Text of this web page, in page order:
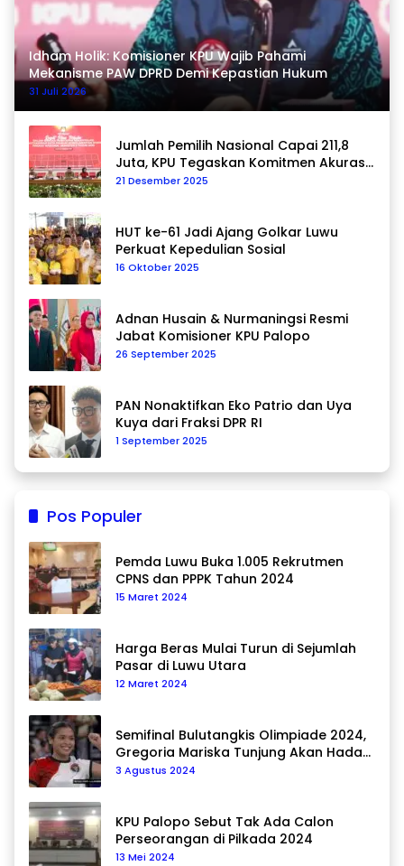
Idham Holik: Komisioner KPU Wajib Pahami
Mekanisme PAW DPRD Demi Kepastian Hukum
31 Juli 2026
Jumlah Pemilih Nasional Capai 211,8
Juta, KPU Tegaskan Komitmen Akurasi
Data Berkelanjutan
21 Desember 2025
HUT ke-61 Jadi Ajang Golkar Luwu
Perkuat Kepedulian Sosial
16 Oktober 2025
Adnan Husain & Nurmaningsi Resmi
Jabat Komisioner KPU Palopo
26 September 2025
PAN Nonaktifkan Eko Patrio dan Uya
Kuya dari Fraksi DPR RI
1 September 2025
Pos Populer
Pemda Luwu Buka 1.005 Rekrutmen
CPNS dan PPPK Tahun 2024
15 Maret 2024
Harga Beras Mulai Turun di Sejumlah
Pasar di Luwu Utara
12 Maret 2024
Semifinal Bulutangkis Olimpiade 2024,
Gregoria Mariska Tunjung Akan Hadapi
Pemain Asal Korea Selatan
3 Agustus 2024
KPU Palopo Sebut Tak Ada Calon
Perseorangan di Pilkada 2024
13 Mei 2024